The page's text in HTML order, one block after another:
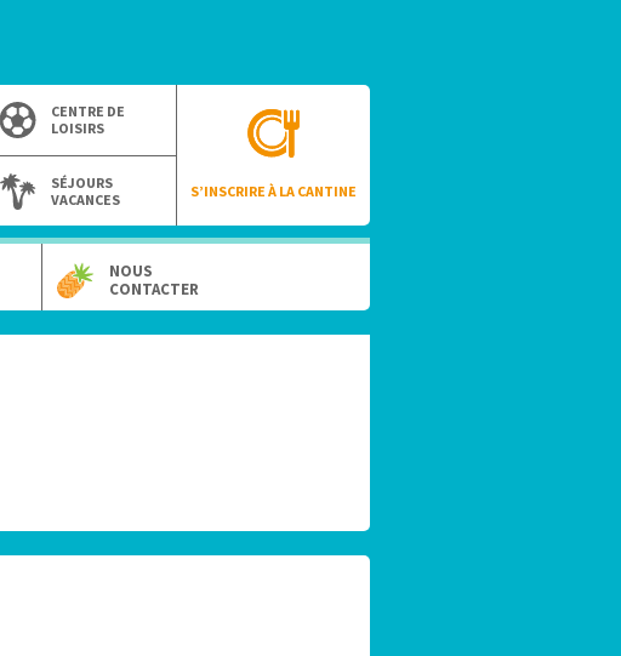
CENTRE DE
LOISIRS
S’INSCRIRE À LA CANTINE
SÉJOURS
VACANCES
NOUS
CONTACTER